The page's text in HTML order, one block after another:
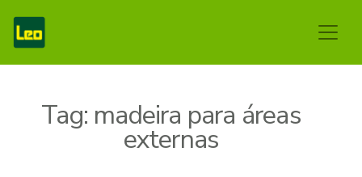
Tag: madeira para áreas
externas